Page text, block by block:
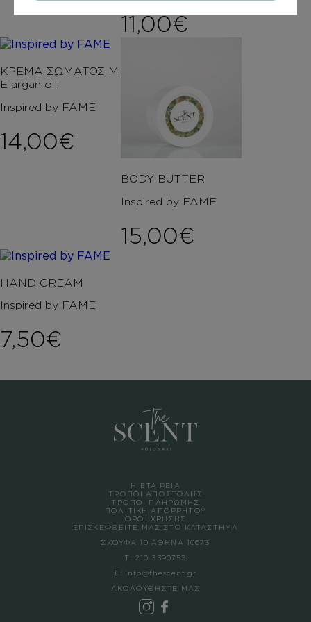
11,00€
ΚΡΕΜΑ ΣΩΜΑΤΟΣ Μ
Ε argan oil
Inspired by FAME
14,00€
BODY BUTTER
Inspired by FAME
15,00€
HAND CREAM
Inspired by FAME
7,50€
Η ΕΤΑΙΡΕΙΑ
ΤΡΟΠΟΙ ΑΠΟΣΤΟΛΗΣ
ΤΡΟΠΟΙ ΠΛΗΡΩΜΗΣ
ΠΟΛΙΤΙΚΗ ΑΠΟΡΡΗΤΟΥ
ΟΡΟΙ ΧΡΗΣΗΣ
ΕΠΙΣΚΕΦΘΕΙΤΕ ΜΑΣ ΣΤΟ ΚΑΤΑΣΤΗΜΑ
ΣΚΟΥΦΑ 10 ΑΘΗΝΑ 10673
Τ: 210 3390752
Ε: info@thescent.gr
ΑΚΟΛΟΥΘΗΣΤΕ ΜΑΣ